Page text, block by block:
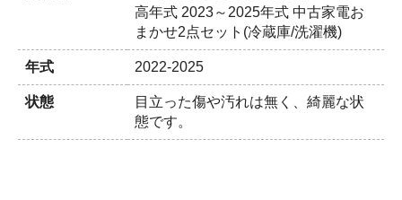
高年式 2023～2025年式 中古家電お
まかせ2点セット(冷蔵庫/洗濯機)
年式 2022-2025
状態
目立った傷や汚れは無く、綺麗な状
態です。